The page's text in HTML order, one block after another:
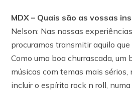
MDX – Quais são as vossas
Nelson: Nas nossas
procuramos transmitir aquilo
Como uma boa churrascada, um
músicas com temas mais sérios,
incluir o espírito rock n roll,